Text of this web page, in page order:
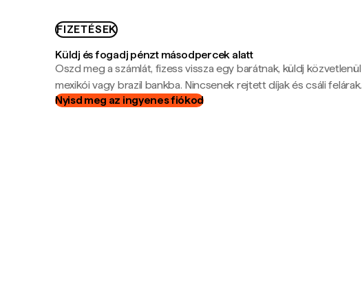
FIZETÉSEK
Küldj és fogadj pénzt másodpercek alatt
Oszd meg a számlát, fizess vissza egy barátnak, küldj közvetlenül
mexikói vagy brazil bankba. Nincsenek rejtett díjak és csáli felárak.
Nyisd meg az ingyenes fiókod